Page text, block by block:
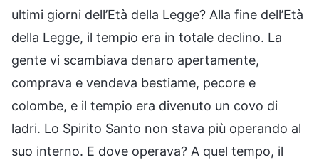
ultimi giorni dell’Età della Legge? Alla fine dell’Età
della Legge, il tempio era in totale declino. La
gente vi scambiava denaro apertamente,
comprava e vendeva bestiame, pecore e
colombe, e il tempio era divenuto un covo di
ladri. Lo Spirito Santo non stava più operando al
suo interno. E dove operava? A quel tempo, il